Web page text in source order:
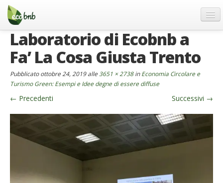
Menu
Salta
contenuto
Blog
Offerte Speciali
Regali
FAQ
Chi Siamo
Partner
Contatti
German
Laboratorio di Ecobnb a
Fa’ La Cosa Giusta Trento
Pubblicatoottobre 24, 2019alle 3651 × 2738inEconomia Circolare e
Turismo Green: Esempi e Idee degne di essere diffuse
← Precedenti Successivi →